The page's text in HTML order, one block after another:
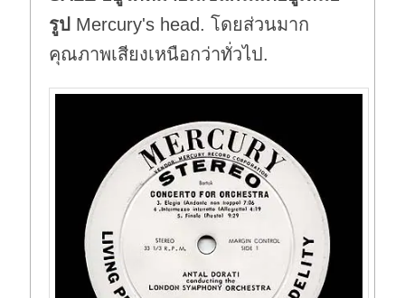
รูป Mercury's head. โดยส่วนมาก
คุณภาพเสียงเหนือกว่าทั่วไป.